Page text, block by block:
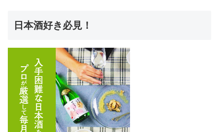
日本酒好き必見！